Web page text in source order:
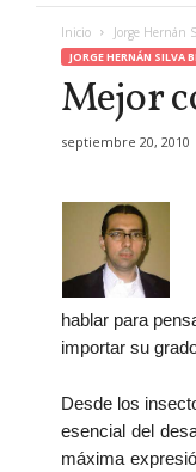
Inicio Jorge Hernán
JORGE HERNÁN SILVA
Mejor
septiembre 20, 2010
hablar para
importar su
Desde los
esencial del
máxima